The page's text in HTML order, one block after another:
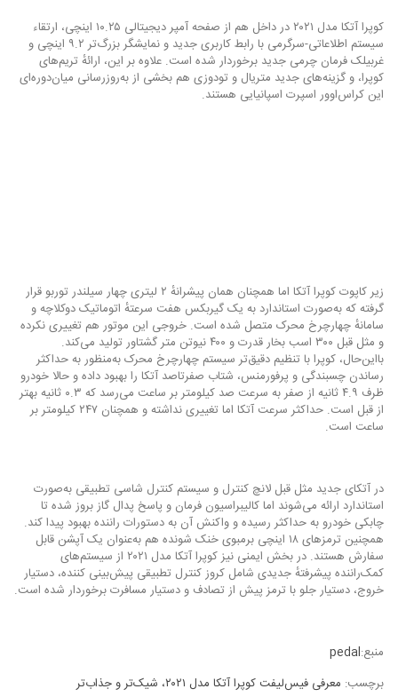
کوپرا آتکا مدل ۲۰۲۱ در داخل هم از صفحه آمپر دیجیتالی ۱۰.۲۵ اینچی، ارتقاء
سیستم اطلاعاتی-سرگرمی با رابط کاربری جدید و نمایشگر بزرگ‌تر ۹.۲ اینچی و
غربیلک فرمان چرمی جدید برخوردار شده است. علاوه بر این، ارائهٔ تریم‌های
کوپرا، و گزینه‌های جدید متریال و تودوزی هم بخشی از به‌روزرسانی میان‌دوره‌ای
این کراس‌اوور اسپرت اسپانیایی هستند.
زیر کاپوت کوپرا آتکا اما همچنان همان پیشرانهٔ ۲ لیتری چهار سیلندر توربو قرار
گرفته که به‌صورت استاندارد به یک گیربکس هفت سرعتهٔ اتوماتیک دوکلاچه و
سامانهٔ چهارچرخ محرک متصل شده است. خروجی این موتور هم تغییری نکرده
و مثل قبل ۳۰۰ اسب بخار قدرت و ۴۰۰ نیوتن متر گشتاور تولید می‌کند.
بااین‌حال، کوپرا با تنظیم دقیق‌تر سیستم چهارچرخ محرک به‌منظور به حداکثر
رساندن چسبندگی و پرفورمنس، شتاب صفرتاصد آتکا را بهبود داده و حالا خودرو
ظرف ۴.۹ ثانیه از صفر به سرعت صد کیلومتر بر ساعت می‌رسد که ۰.۳ ثانیه بهتر
از قبل است. حداکثر سرعت آتکا اما تغییری نداشته و همچنان ۲۴۷ کیلومتر بر
ساعت است.
در آتکای جدید مثل قبل لانچ کنترل و سیستم کنترل شاسی تطبیقی به‌صورت
استاندارد ارائه می‌شوند اما کالیبراسیون فرمان و پاسخ پدال گاز بروز شده تا
چابکی خودرو به حداکثر رسیده و واکنش آن به دستورات راننده بهبود پیدا کند.
همچنین ترمزهای ۱۸ اینچی برمبوی خنک شونده هم به‌عنوان یک آپشن قابل
سفارش هستند. در بخش ایمنی نیز کوپرا آتکا مدل ۲۰۲۱ از سیستم‌های
کمک‌راننده پیشرفتهٔ جدیدی شامل کروز کنترل تطبیقی پیش‌بینی کننده، دستیار
خروج، دستیار جلو با ترمز پیش از تصادف و دستیار مسافرت برخوردار شده است.
منبع:pedal
برچسب: معرفی فیس‌لیفت کوپرا آتکا مدل ۲۰۲۱، شیک‌تر و جذاب‌تر